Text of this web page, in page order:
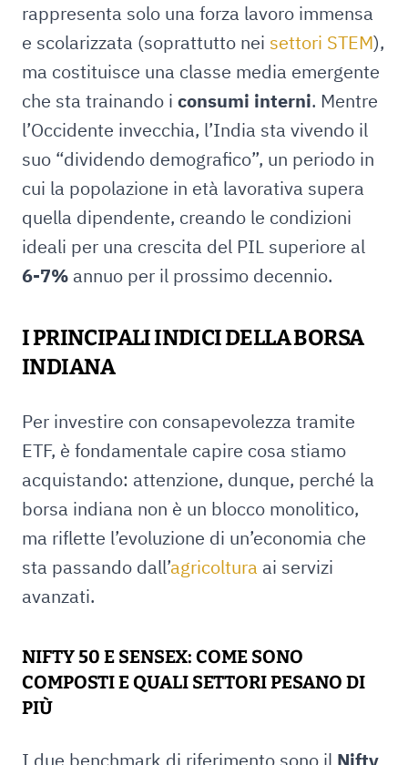
rappresenta solo una forza lavoro immensa
e scolarizzata (soprattutto nei settori STEM),
ma costituisce una classe media emergente
che sta trainando i consumi interni. Mentre
l’Occidente invecchia, l’India sta vivendo il
suo “dividendo demografico”, un periodo in
cui la popolazione in età lavorativa supera
quella dipendente, creando le condizioni
ideali per una crescita del PIL superiore al
6-7% annuo per il prossimo decennio.
I PRINCIPALI INDICI DELLA BORSA
INDIANA
Per investire con consapevolezza tramite
ETF, è fondamentale capire cosa stiamo
acquistando: attenzione, dunque, perché la
borsa indiana non è un blocco monolitico,
ma riflette l’evoluzione di un’economia che
sta passando dall’agricoltura ai servizi
avanzati.
NIFTY 50 E SENSEX: COME SONO
COMPOSTI E QUALI SETTORI PESANO DI
PIÙ
I due benchmark di riferimento sono il Nifty